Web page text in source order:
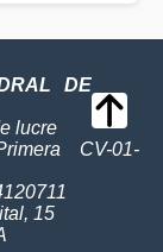
DE
lucre
CV-01-
15